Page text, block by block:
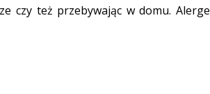
czy też przebywając w domu.